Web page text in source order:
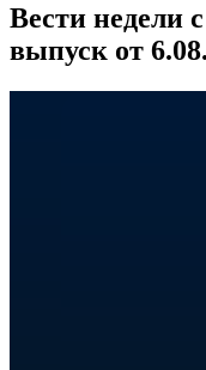
Вести недели
выпуск от